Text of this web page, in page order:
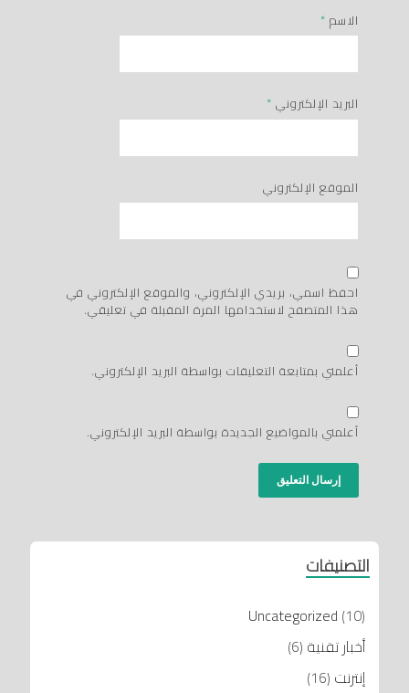
الاسم *
البريد الإلكتروني *
الموقع الإلكتروني
احفظ اسمي، بريدي الإلكتروني، والموقع الإلكتروني في
هذا المتصفح لاستخدامها المرة المقبلة في تعليقي.
أعلمني بمتابعة التعليقات بواسطة البريد الإلكتروني.
أعلمني بالمواضيع الجديدة بواسطة البريد الإلكتروني.
التصنيفات
Uncategorized (10)
أخبار تقنية (6)
إنترنت (16)